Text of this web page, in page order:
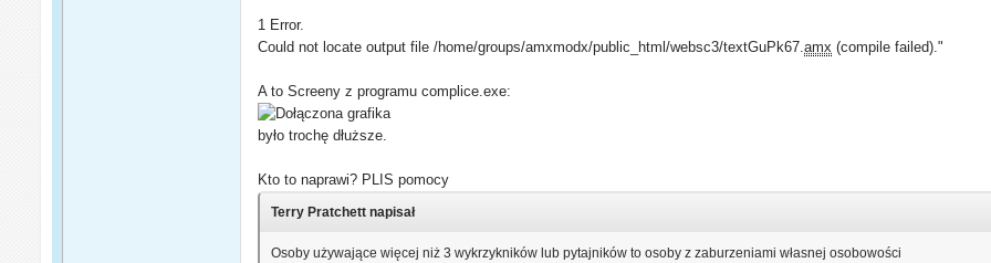
1 Error.
Could not locate output file /home/groups/amxmodx/public_html/websc3/textGuPk67.amx (compile failed)."
A to Screeny z programu complice.exe:
było trochę dłuższe.
Kto to naprawi? PLIS pomocy
Terry Pratchett napisał
Osoby używające więcej niż 3 wykrzykników lub pytajników to osoby z zaburzeniami własnej osobowości